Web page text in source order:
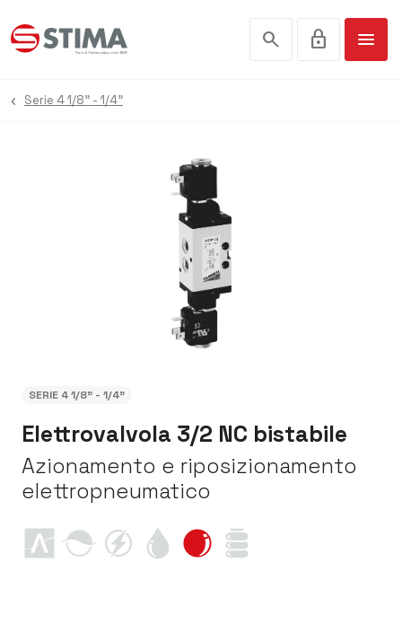
search lock menu
Serie 4 1/8" - 1/4"
SERIE 4 1/8" - 1/4"
Elettrovalvola 3/2 NC bistabile
Azionamento e riposizionamento
elettropneumatico